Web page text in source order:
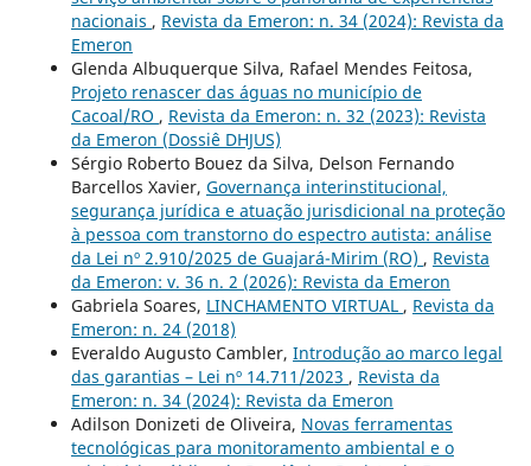
nacionais , Revista da Emeron: n. 34 (2024): Revista da
Emeron
Glenda Albuquerque Silva, Rafael Mendes Feitosa,
Projeto renascer das águas no município de
Cacoal/RO , Revista da Emeron: n. 32 (2023): Revista
da Emeron (Dossiê DHJUS)
Sérgio Roberto Bouez da Silva, Delson Fernando
Barcellos Xavier, Governança interinstitucional,
segurança jurídica e atuação jurisdicional na proteção
à pessoa com transtorno do espectro autista: análise
da Lei nº 2.910/2025 de Guajará-Mirim (RO) , Revista
da Emeron: v. 36 n. 2 (2026): Revista da Emeron
Gabriela Soares, LINCHAMENTO VIRTUAL , Revista da
Emeron: n. 24 (2018)
Everaldo Augusto Cambler, Introdução ao marco legal
das garantias – Lei nº 14.711/2023 , Revista da
Emeron: n. 34 (2024): Revista da Emeron
Adilson Donizeti de Oliveira, Novas ferramentas
tecnológicas para monitoramento ambiental e o